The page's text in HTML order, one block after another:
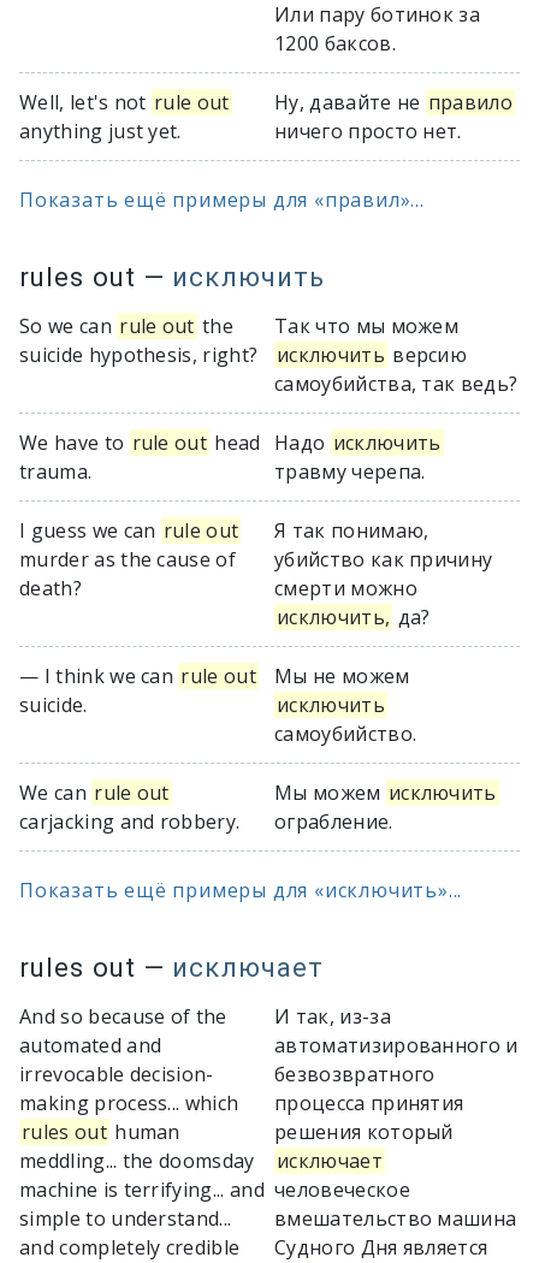
Или пару ботинок за
1200 баксов.
Well, let's not rule out
anything just yet.
Ну, давайте не правило
ничего просто нет.
Показать ещё примеры для «правил»...
rules out — исключить
So we can rule out the
suicide hypothesis, right?
Так что мы можем
исключить версию
самоубийства, так ведь?
We have to rule out head
trauma.
Надо исключить
травму черепа.
I guess we can rule out
murder as the cause of
death?
Я так понимаю,
убийство как причину
смерти можно
исключить, да?
— I think we can rule out
suicide.
Мы не можем
исключить
самоубийство.
We can rule out
carjacking and robbery.
Мы можем исключить
ограбление.
Показать ещё примеры для «исключить»...
rules out — исключает
And so because of the
automated and
irrevocable decision-
making process... which
rules out human
meddling... the doomsday
machine is terrifying... and
simple to understand...
and completely credible
И так, из-за
автоматизированного и
безвозвратного
процесса принятия
решения который
исключает
человеческое
вмешательство машина
Судного Дня является